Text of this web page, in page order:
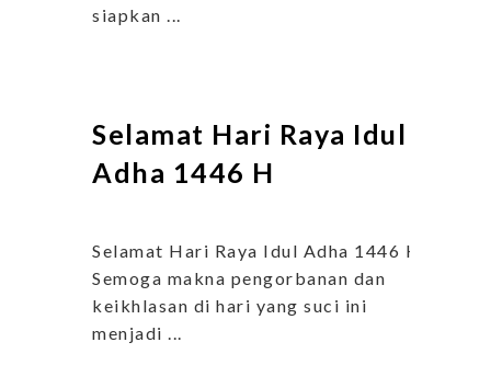
siapkan ...
Selamat Hari Raya Idul
Adha 1446 H
Selamat Hari Raya Idul Adha 1446 H
Semoga makna pengorbanan dan
keikhlasan di hari yang suci ini
menjadi ...